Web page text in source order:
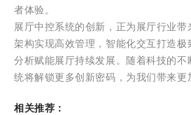
者体验。
展厅中控系统的创新，正为展厅行业
架构实现高效管理，智能化交互打造
分析赋能展厅持续发展。随着科技的
统将解锁更多创新密码，为我们带来更
相关推荐：